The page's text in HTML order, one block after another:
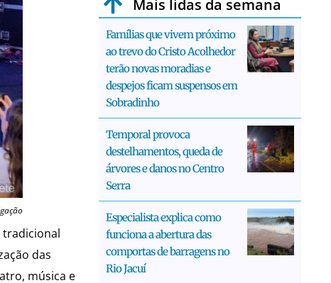
tradicional
das
música e
Mais lidas da semana
Famílias que vivem próximo
ao trevo do Cristo Acolhedor
terão novas moradias e
despejos ficam suspensos em
Sobradinho
Temporal provoca
destelhamentos, queda de
árvores e danos no Centro
Serra
Especialista explica como
funciona a abertura das
comportas de barragens no
Rio Jacuí